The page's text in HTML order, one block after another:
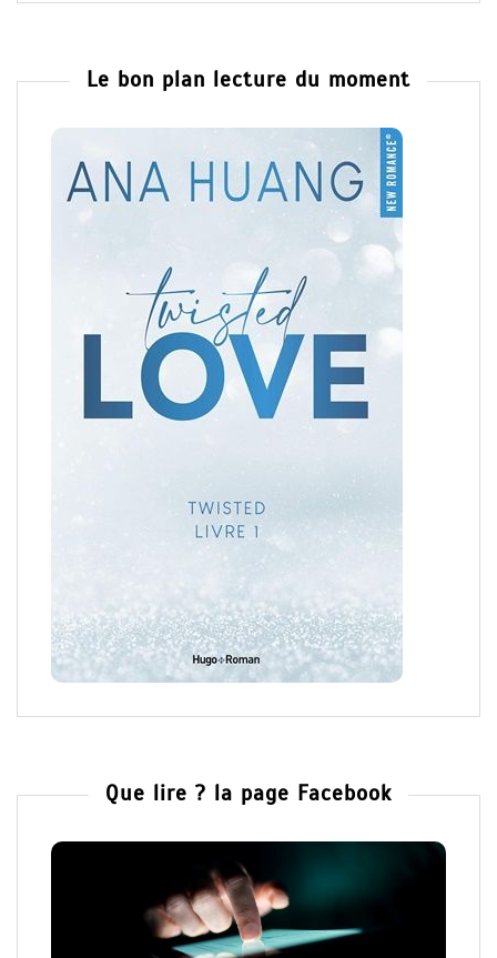
Le bon plan lecture du moment
Que lire ? la page Facebook